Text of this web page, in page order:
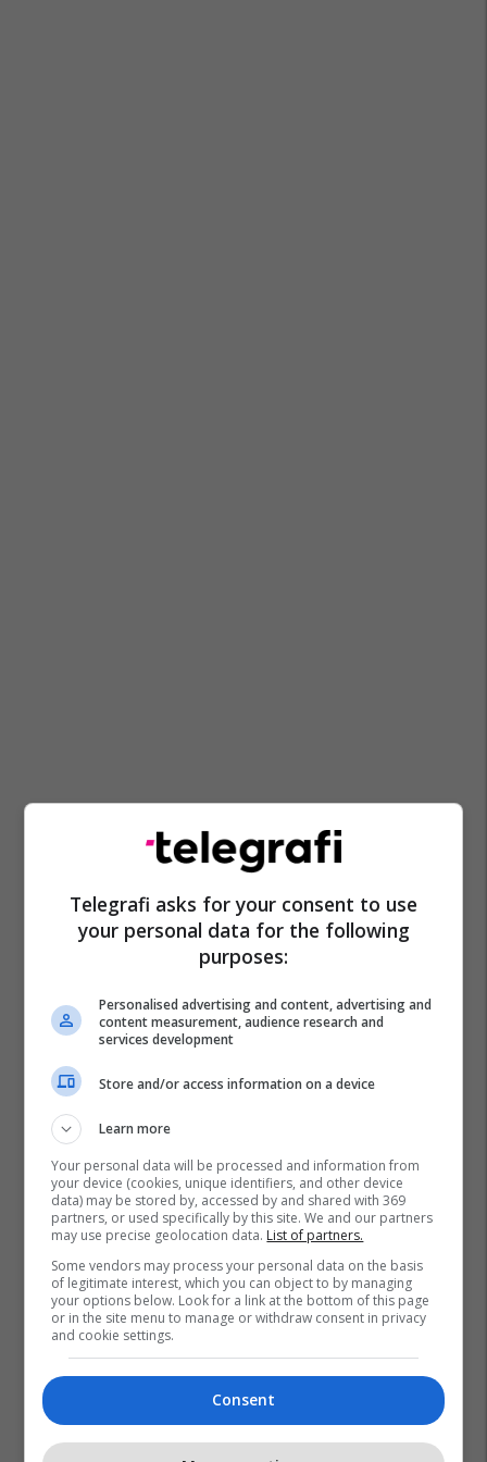
Irani
Telegrafi asks for your consent to use
your personal data for the following
purposes:
Personalised advertising and content, advertising and
content measurement, audience research and
services development
Store and/or access information on a device
Learn more
Your personal data will be processed and information from
your device (cookies, unique identifiers, and other device
data) may be stored by, accessed by and shared with 369
partners, or used specifically by this site. We and our partners
may use precise geolocation data. List of partners.
Some vendors may process your personal data on the basis
of legitimate interest, which you can object to by managing
your options below. Look for a link at the bottom of this page
or in the site menu to manage or withdraw consent in privacy
and cookie settings.
Consent